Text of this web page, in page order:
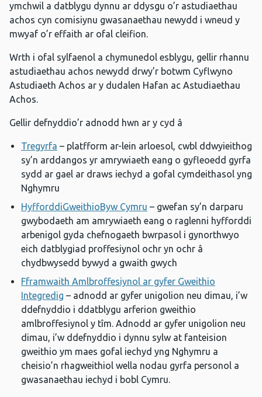
ymchwil a datblygu dynnu ar ddysgu o’r astudiaethau
achos cyn comisiynu gwasanaethau newydd i wneud y
mwyaf o’r effaith ar ofal cleifion.
Wrth i ofal sylfaenol a chymunedol esblygu, gellir rhannu
astudiaethau achos newydd drwy’r botwm Cyflwyno
Astudiaeth Achos ar y dudalen Hafan ac Astudiaethau
Achos.
Gellir defnyddio’r adnodd hwn ar y cyd â
Tregyrfa – platfform ar-lein arloesol, cwbl ddwyieithog
sy’n arddangos yr amrywiaeth eang o gyfleoedd gyrfa
sydd ar gael ar draws iechyd a gofal cymdeithasol yng
Nghymru
HyfforddiGweithioByw Cymru – gwefan sy’n darparu
gwybodaeth am amrywiaeth eang o raglenni hyfforddi
arbenigol gyda chefnogaeth bwrpasol i gynorthwyo
eich datblygiad proffesiynol ochr yn ochr â
chydbwysedd bywyd a gwaith gwych
Fframwaith Amlbroffesiynol ar gyfer Gweithio
Integredig – adnodd ar gyfer unigolion neu dimau, i’w
ddefnyddio i ddatblygu arferion gweithio
amlbroffesiynol y tîm. Adnodd ar gyfer unigolion neu
dimau, i’w ddefnyddio i dynnu sylw at fanteision
gweithio ym maes gofal iechyd yng Nghymru a
cheisio’n rhagweithiol wella nodau gyrfa personol a
gwasanaethau iechyd i bobl Cymru.